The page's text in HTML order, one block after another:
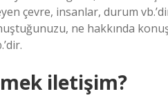
çevre, insanlar, durum
ne hakkında
iletişim?